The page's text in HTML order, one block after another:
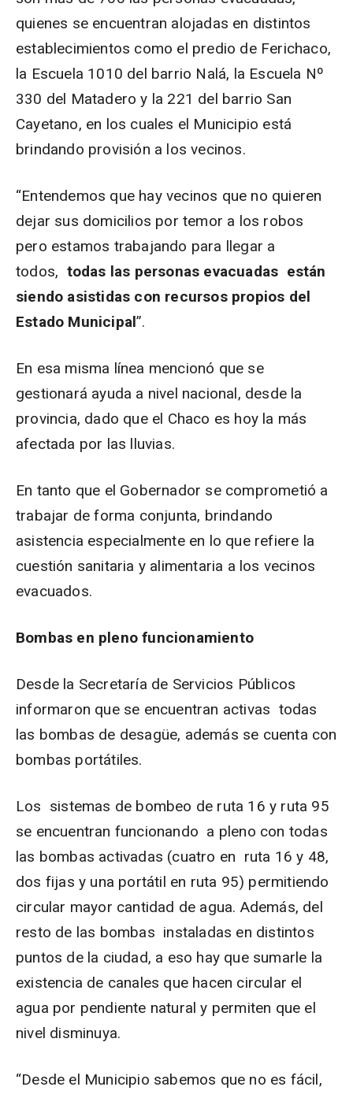
quienes se encuentran alojadas en distintos
establecimientos como el predio de Ferichaco,
la Escuela 1010 del barrio Nalá, la Escuela Nº
330 del Matadero y la 221 del barrio San
Cayetano, en los cuales el Municipio está
brindando provisión a los vecinos.
“Entendemos que hay vecinos que no quieren
dejar sus domicilios por temor a los robos
pero estamos trabajando para llegar a
todos, todas las personas evacuadas están
siendo asistidas con recursos propios del
Estado Municipal”.
En esa misma línea mencionó que se
gestionará ayuda a nivel nacional, desde la
provincia, dado que el Chaco es hoy la más
afectada por las lluvias.
En tanto que el Gobernador se comprometió a
trabajar de forma conjunta, brindando
asistencia especialmente en lo que refiere la
cuestión sanitaria y alimentaria a los vecinos
evacuados.
Bombas en pleno funcionamiento
Desde la Secretaría de Servicios Públicos
informaron que se encuentran activas todas
las bombas de desagüe, además se cuenta con
bombas portátiles.
Los sistemas de bombeo de ruta 16 y ruta 95
se encuentran funcionando a pleno con todas
las bombas activadas (cuatro en ruta 16 y 48,
dos fijas y una portátil en ruta 95) permitiendo
circular mayor cantidad de agua. Además, del
resto de las bombas instaladas en distintos
puntos de la ciudad, a eso hay que sumarle la
existencia de canales que hacen circular el
agua por pendiente natural y permiten que el
nivel disminuya.
“Desde el Municipio sabemos que no es fácil,